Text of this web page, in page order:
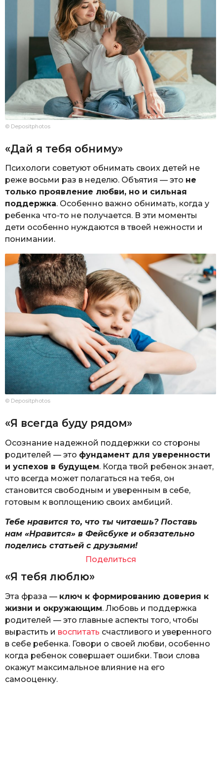
© Depositphotos
«Дай я тебя обниму»
Психологи советуют обнимать своих детей не
реже восьми раз в неделю. Объятия — это не
только проявление любви, но и сильная
поддержка. Особенно важно обнимать, когда у
ребенка что-то не получается. В эти моменты
дети особенно нуждаются в твоей нежности и
понимании.
© Depositphotos
«Я всегда буду рядом»
Осознание надежной поддержки со стороны
родителей — это фундамент для уверенности
и успехов в будущем. Когда твой ребенок знает,
что всегда может полагаться на тебя, он
становится свободным и уверенным в себе,
готовым к воплощению своих амбиций.
Тебе нравится то, что ты читаешь? Поставь
нам «Нравится» в Фейсбуке и обязательно
поделись статьей с друзьями!
Поделиться
«Я тебя люблю»
Эта фраза — ключ к формированию доверия к
жизни и окружающим. Любовь и поддержка
родителей — это главные аспекты того, чтобы
вырастить и воспитать счастливого и уверенного
в себе ребенка. Говори о своей любви, особенно
когда ребенок совершает ошибки. Твои слова
окажут максимальное влияние на его
самооценку.